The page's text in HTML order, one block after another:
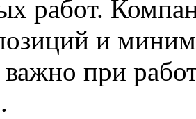
работ.
и
при